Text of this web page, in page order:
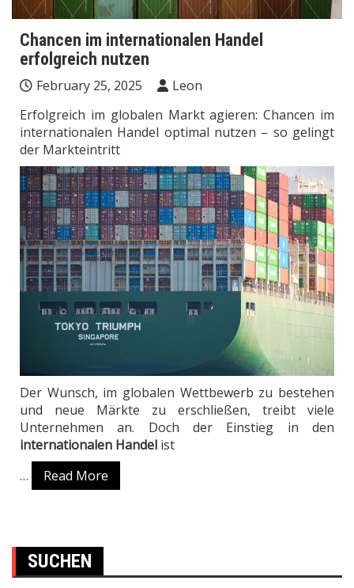
Chancen im internationalen Handel
erfolgreich nutzen
February 25, 2025
Leon
Erfolgreich im globalen Markt agieren: Chancen im
internationalen Handel optimal nutzen – so gelingt
der Markteintritt
Der Wunsch, im globalen Wettbewerb zu bestehen
und neue Märkte zu erschließen, treibt viele
Unternehmen an. Doch der Einstieg in den
internationalen Handel ist
…
Read More
SUCHEN